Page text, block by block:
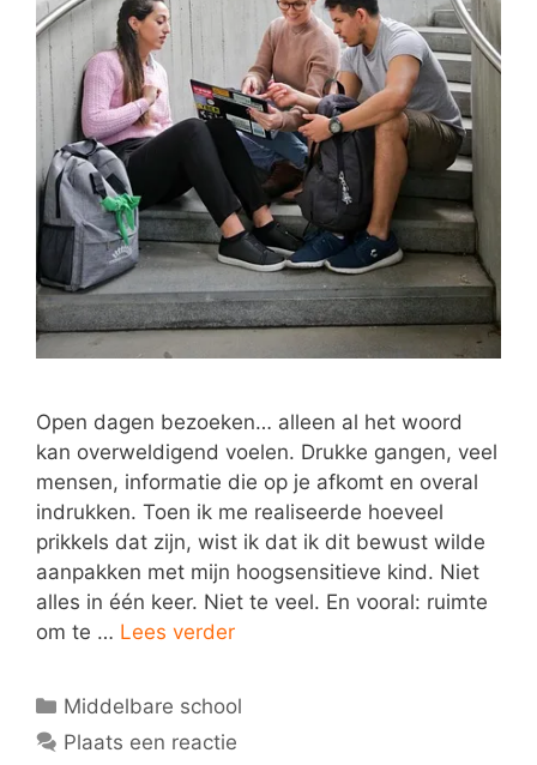
Open dagen bezoeken… alleen al het woord
kan overweldigend voelen. Drukke gangen, veel
mensen, informatie die op je afkomt en overal
indrukken. Toen ik me realiseerde hoeveel
prikkels dat zijn, wist ik dat ik dit bewust wilde
aanpakken met mijn hoogsensitieve kind. Niet
alles in één keer. Niet te veel. En vooral: ruimte
om te … Lees verder
Categorieën
Middelbare school
Plaats een reactie